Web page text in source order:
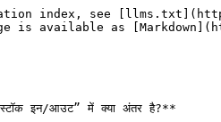
index, see
is available as
इन/आउट” में क्या अंतर है?**